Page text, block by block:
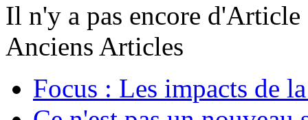
Il n'y a pas encore d'Article
Anciens Articles
Focus : Les impacts de